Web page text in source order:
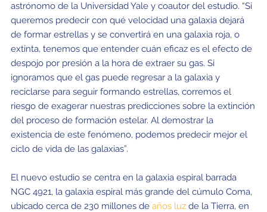
astrónomo de la Universidad Yale y coautor del estudio. “Si
queremos predecir con qué velocidad una galaxia dejará
de formar estrellas y se convertirá en una galaxia roja, o
extinta, tenemos que entender cuán eficaz es el efecto de
despojo por presión a la hora de extraer su gas. Si
ignoramos que el gas puede regresar a la galaxia y
reciclarse para seguir formando estrellas, corremos el
riesgo de exagerar nuestras predicciones sobre la extinción
del proceso de formación estelar. Al demostrar la
existencia de este fenómeno, podemos predecir mejor el
ciclo de vida de las galaxias”.
El nuevo estudio se centra en la galaxia espiral barrada
NGC 4921, la galaxia espiral más grande del cúmulo Coma,
ubicado cerca de 230 millones de años luzde la Tierra, en